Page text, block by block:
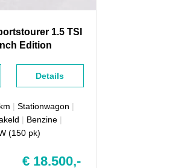
1.5 TSI
Edition
Details
|Stationwagon |
| Benzine |
(150 pk)
€ 18.500,-